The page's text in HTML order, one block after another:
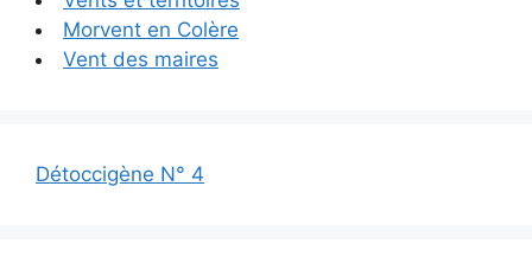
Morvent en Colère
Vent des maires
Détoccigène N° 4